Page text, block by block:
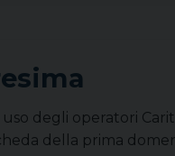
degli operatori
della prima